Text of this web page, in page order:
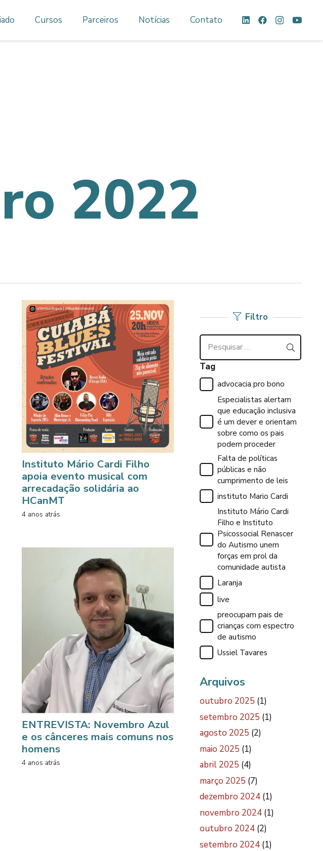
Cursos Parceiros Notícias Contato
2022
Instituto Mário Cardi Filho
apoia evento musical com
arrecadação solidária ao
HCanMT
4 anos atrás
ENTREVISTA: Novembro Azul
e os cânceres mais comuns nos
homens
4 anos atrás
Filtro
Pesquisar
por:
Tag
advocacia pro bono
Especialistas alertam
que educação inclusiva
é um dever e orientam
sobre como os pais
podem proceder
Falta de políticas
públicas e não
cumprimento de leis
instituto Mario Cardi
Instituto Mário Cardi
Filho e Instituto
Psicossocial Renascer
do Autismo unem
forças em prol da
comunidade autista
Laranja
live
preocupam pais de
crianças com espectro
de autismo
Ussiel Tavares
Arquivos
outubro 2025 (1)
setembro 2025 (1)
agosto 2025 (2)
maio 2025 (1)
abril 2025 (4)
março 2025 (7)
dezembro 2024 (1)
novembro 2024 (1)
outubro 2024 (2)
setembro 2024 (1)